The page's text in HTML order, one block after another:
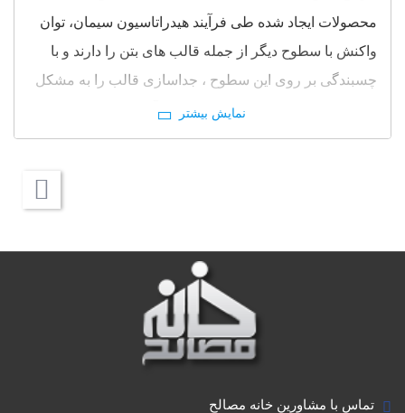
محصولات ایجاد شده طی فرآیند هیدراتاسیون سیمان، توان
واکنش با سطوح دیگر از جمله قالب های بتن را دارند و با
چسبندگی بر روی این سطوح ، جداسازی قالب را به مشکل
انداخته و حین جداسازی، به سطح بتن آسیب رسانده و
همچنین باعث استهلاک قالب ها می شود.به این منظور از
معدنی و گیاهی بوده که بر روی سطح اعمال می گردد تا از
رها سازی راحت باید خصوصیاتی داشته باشند که واکنش
های بتن را در لایه سطحی مختل نکنند. این مورد در استفاده
از روغن های مستعمل و سوخته مشاهده می شود. روغن
سوخته اگرچه رهاسازی را تامین می کند ولی با نفوذ به لایه
سطحی بتن، باعث کاهش دوام و مقاومت سایشی سطح
شده و به این لایه سطحی که نقش مهمی در دوام بتن دارد
تماس با مشاورین خانه مصالح